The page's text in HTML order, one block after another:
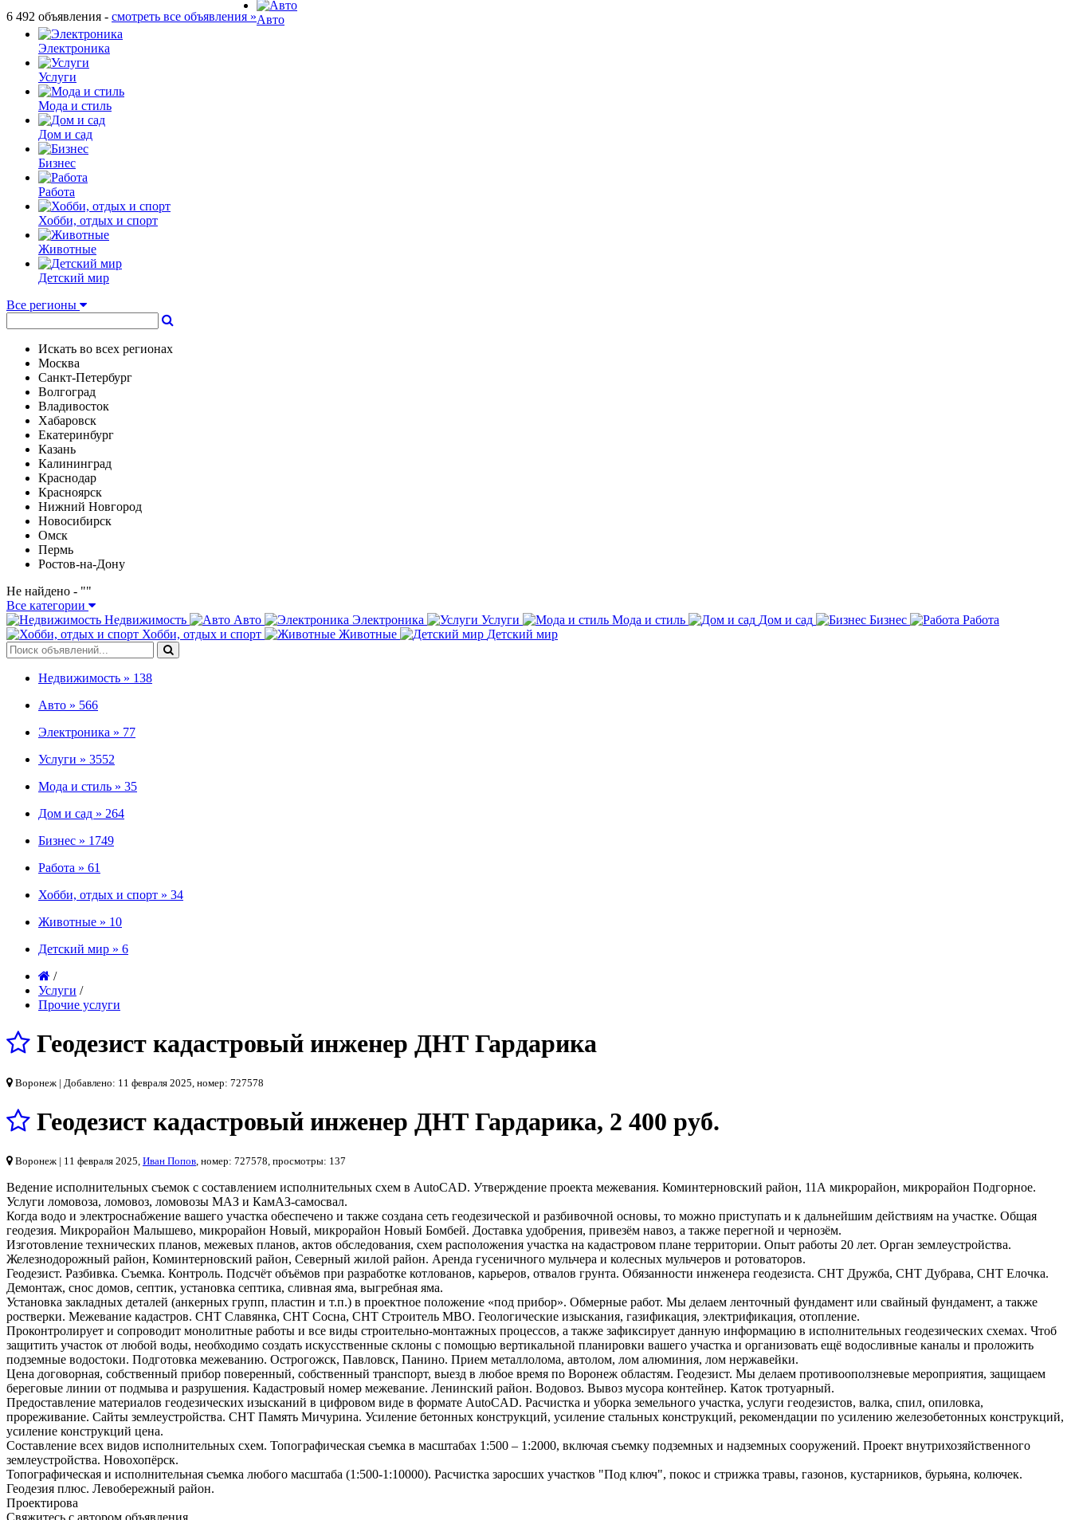
6 492 объявления - смотреть все объявления »Авто
Электроника
Услуги
Мода и стиль
Дом и сад
Бизнес
Работа
Хобби, отдых и спорт
Животные
Детский мир
Все регионы
Искать во всех регионах
Москва
Санкт-Петербург
Волгоград
Владивосток
Хабаровск
Екатеринбург
Казань
Калининград
Краснодар
Красноярск
Нижний Новгород
Новосибирск
Омск
Пермь
Ростов-на-Дону
Не найдено - ""
Все категории
Недвижимость
Авто Электроника Услуги Мода и стиль Дом и сад Бизнес
Работа
Хобби, отдых и спорт
Животные Детский мир
Недвижимость » 138
Авто » 566
Электроника » 77
Услуги » 3552
Мода и стиль » 35
Дом и сад » 264
Бизнес » 1749
Работа » 61
Хобби, отдых и спорт » 34
Животные » 10
Детский мир » 6
/
Услуги /
Прочие услуги
Геодезист кадастровый инженер ДНТ Гардарика
Воронеж | Добавлено: 11 февраля 2025, номер: 727578
Геодезист кадастровый инженер ДНТ Гардарика, 2 400 руб.
Воронеж | 11 февраля 2025, Иван Попов, номер: 727578, просмотры: 137
Ведение исполнительных съемок с составлением исполнительных схем в AutoCAD. Утверждение проекта межевания. Коминтерновский район, 11А микрорайон, микрорайон Подгорное.
Услуги ломовоза, ломовоз, ломовозы МАЗ и КамАЗ-самосвал.
Когда водо и электроснабжение вашего участка обеспечено и также создана сеть геодезической и разбивочной основы, то можно приступать и к дальнейшим действиям на участке. Общая
геодезия. Микрорайон Малышево, микрорайон Новый, микрорайон Новый Бомбей. Доставка удобрения, привезём навоз, а также перегной и чернозём.
Изготовление технических планов, межевых планов, актов обследования, схем расположения участка на кадастровом плане территории. Опыт работы 20 лет. Орган землеустройства.
Железнодорожный район, Коминтерновский район, Северный жилой район. Аренда гусеничного мульчера и колесных мульчеров и ротоваторов.
Геодезист. Разбивка. Съемка. Контроль. Подсчёт объёмов при разработке котлованов, карьеров, отвалов грунта. Обязанности инженера геодезиста. СНТ Дружба, СНТ Дубрава, СНТ Елочка.
Демонтаж, снос домов, септик, установка септика, сливная яма, выгребная яма.
Установка закладных деталей (анкерных групп, пластин и т.п.) в проектное положение «под прибор». Обмерные работ. Мы делаем ленточный фундамент или свайный фундамент, а также
ростверки. Межевание кадастров. СНТ Славянка, СНТ Сосна, СНТ Строитель МВО. Геологические изыскания, газификация, электрификация, отопление.
Проконтролирует и сопроводит монолитные работы и все виды строительно-монтажных процессов, а также зафиксирует данную информацию в исполнительных геодезических схемах. Чтоб
защитить участок от любой воды, необходимо создать искусственные склоны с помощью вертикальной планировки вашего участка и организовать ещё водосливные каналы и проложить
подземные водостоки. Подготовка межеванию. Острогожск, Павловск, Панино. Прием металлолома, автолом, лом алюминия, лом нержавейки.
Цена договорная, собственный прибор поверенный, собственный транспорт, выезд в любое время по Воронеж областям. Геодезист. Мы делаем противооползневые мероприятия, защищаем
береговые линии от подмыва и разрушения. Кадастровый номер межевание. Ленинский район. Водовоз. Вывоз мусора контейнер. Каток тротуарный.
Предоставление материалов геодезических изысканий в цифровом виде в формате AutoCAD. Расчистка и уборка земельного участка, услуги геодезистов, валка, спил, опиловка,
прореживание. Сайты землеустройства. СНТ Память Мичурина. Усиление бетонных конструкций, усиление стальных конструкций, рекомендации по усилению железобетонных конструкций,
усиление конструкций цена.
Составление всех видов исполнительных схем. Топографическая съемка в масштабах 1:500 – 1:2000, включая съемку подземных и надземных сооружений. Проект внутрихозяйственного
землеустройства. Новохопёрск.
Топографическая и исполнительная съемка любого масштаба (1:500-1:10000). Расчистка заросших участков "Под ключ", покос и стрижка травы, газонов, кустарников, бурьяна, колючек.
Геодезия плюс. Левобережный район.
Проектирова